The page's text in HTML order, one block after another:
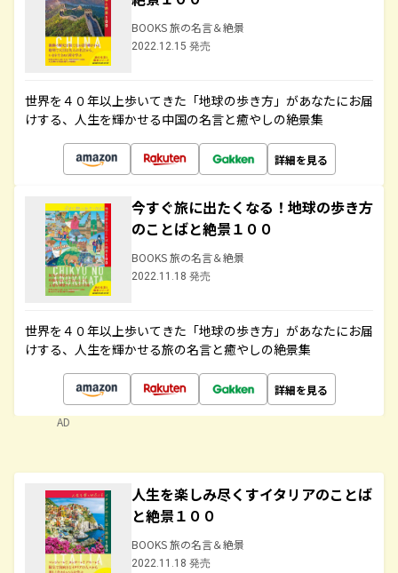
BOOKS 旅の名言＆絶景
2022.12.15 発売
世界を４０年以上歩いてきた「地球の歩き方」があなたにお届
けする、人生を輝かせる中国の名言と癒やしの絶景集
詳細を見る
今すぐ旅に出たくなる！地球の歩き方
のことばと絶景１００
BOOKS 旅の名言＆絶景
2022.11.18 発売
世界を４０年以上歩いてきた「地球の歩き方」があなたにお届
けする、人生を輝かせる旅の名言と癒やしの絶景集
詳細を見る
AD
人生を楽しみ尽くすイタリアのことば
と絶景１００
BOOKS 旅の名言＆絶景
2022.11.18 発売